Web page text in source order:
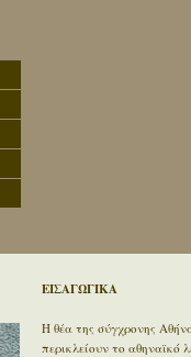
ΕΙΣΑΓΩΓΙΚΑ
Η θέα της σύγχρονης
περικλείουν το αθηναϊκό